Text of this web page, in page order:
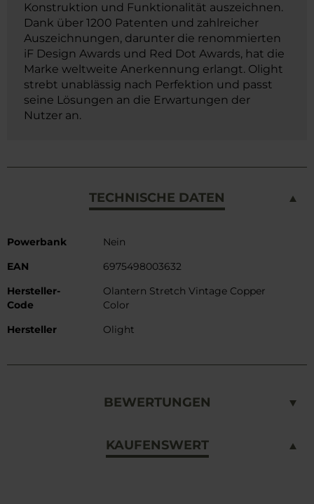
Konstruktion und Funktionalität auszeichnen.
Dank über 1200 Patenten und zahlreicher
Auszeichnungen, darunter die renommierten
iF Design Awards und Red Dot Awards, hat die
Marke weltweite Anerkennung erlangt. Olight
strebt unablässig nach Perfektion und passt
seine Lösungen an die Erwartungen der
Nutzer an.
TECHNISCHE DATEN
Weitere
Powerbank
Nein
EAN
6975498003632
Hersteller-
Code
Olantern Stretch Vintage Copper
Color
Hersteller
Olight
BEWERTUNGEN
KAUFENSWERT